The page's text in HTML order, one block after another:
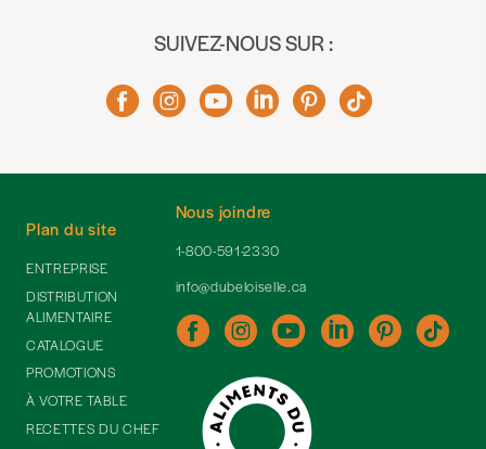
SUIVEZ-NOUS SUR :
Nous joindre
1-800-591-2330
info@dubeloiselle.ca
Plan du site
ENTREPRISE
DISTRIBUTION
ALIMENTAIRE
CATALOGUE
PROMOTIONS
À VOTRE TABLE
RECETTES DU CHEF